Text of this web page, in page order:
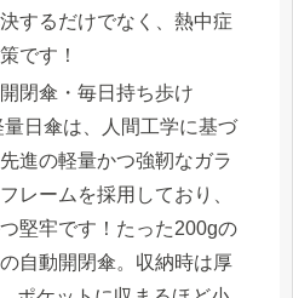
するだけでなく、熱中症
です！
閉傘・毎日持ち歩け
日傘は、人間工学に基づ
進の軽量かつ強靭なガラ
レームを採用しており、
堅牢です！たった200gの
自動開閉傘。収納時は厚